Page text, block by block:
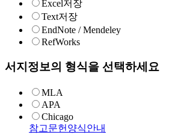
Excel저장
Text저장
EndNote / Mendeley
RefWorks
서지정보의 형식을 선택하세요
MLA
APA
Chicago
참고문헌양식안내